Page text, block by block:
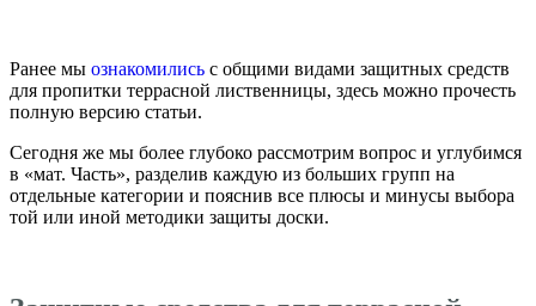
Ранее мы ознакомились с общими видами защитных средств
для пропитки террасной лиственницы, здесь можно прочесть
полную версию статьи.
Сегодня же мы более глубоко рассмотрим вопрос и углубимся
в «мат. Часть», разделив каждую из больших групп на
отдельные категории и пояснив все плюсы и минусы выбора
той или иной методики защиты доски.